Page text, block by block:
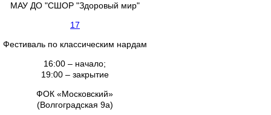
МАУ ДО "СШОР "Здоровый мир"
17
Фестиваль по классическим нардам
16:00 – начало;
19:00 – закрытие
ФОК «Московский»
(Волгоградская 9а)